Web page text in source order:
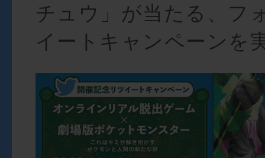
チュウ」が当たる、フ
イートキャンペーンを